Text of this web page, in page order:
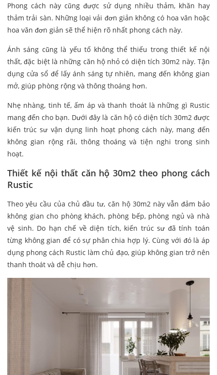
Phong cách này cũng được sử dụng nhiều thảm, khăn hay
thảm trải sàn. Những loại vải đơn giản không có hoa văn hoặc
hoa văn đơn giản sẽ thể hiện rõ nhất phong cách này.
Ánh sáng cũng là yếu tố không thể thiếu trong thiết kế nội
thất, đặc biệt là những căn hộ nhỏ có diện tích 30m2 này. Tận
dụng cửa sổ để lấy ánh sáng tự nhiên, mang đến không gian
mở, giúp phòng rộng và thông thoáng hơn.
Nhẹ nhàng, tinh tế, ấm áp và thanh thoát là những gì Rustic
mang đến cho bạn. Dưới đây là căn hộ có diện tích 30m2 được
kiến trúc sư vận dụng linh hoạt phong cách này, mang đến
không gian rộng rãi, thông thoáng và tiện nghi trong sinh
hoạt.
Thiết kế nội thất căn hộ 30m2 theo phong cách
Rustic
Theo yêu cầu của chủ đầu tư, căn hộ 30m2 này vẫn đảm bảo
không gian cho phòng khách, phòng bếp, phòng ngủ và nhà
vệ sinh. Do hạn chế về diện tích, kiến trúc sư đã tính toán
từng không gian để có sự phân chia hợp lý. Cùng với đó là áp
dụng phong cách Rustic làm chủ đạo, giúp không gian trở nên
thanh thoát và dễ chịu hơn.